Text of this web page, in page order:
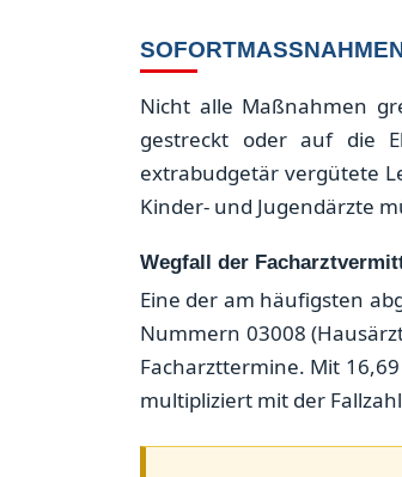
Nicht alle Maßnahmen
gestreckt oder auf die
extrabudgetär vergütete
Kinder- und Jugendärzte
Wegfall der
Eine der am häufigsten
Nummern 03008
Facharzttermine. Mit
multipliziert mit der